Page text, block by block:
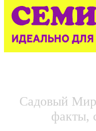
Садовый
факты,